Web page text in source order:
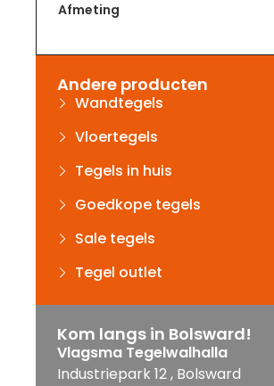
Afmeting
Andere producten
Wandtegels
Vloertegels
Tegels in huis
Goedkope tegels
Sale tegels
Tegel outlet
Kom langs in Bolsward!
Vlagsma Tegelwalhalla
Industriepark 12 , Bolsward